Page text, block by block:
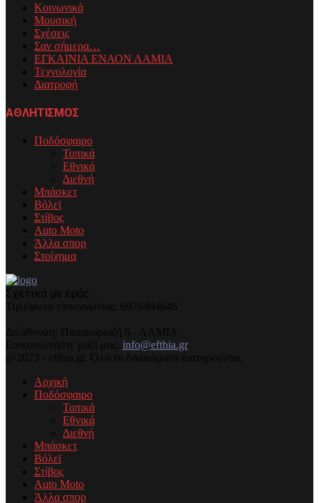
Κοινωνικά
Μουσική
Σχέσεις
Σαν σήμερα…
ΕΓΚΑΙΝΙΑ ΕΝΑΟΝ ΛΑΜΙΑ
Τεχνολογία
Διατροφή
ΑΘΛΗΤΙΣΜΟΣ
Ποδόσφαιρο
Τοπικά
Εθνικά
Διεθνή
Μπάσκετ
Βόλεϊ
Στίβος
Auto Moto
Άλλα σπορ
Στοίχημα
Σχετικά με εμάς
Τηλέφωνo επικοινωνίας: 6976404646
Διεύθυνση: Παπακυριαζή 6 - ΛΑΜΙΑ
Επικοινωνήστε μαζί μας: info@efthia.gr
@2023 - efthia.gr. Όλα τα δικαιώματα διατηρούνται.
Αρχική
Ποδόσφαιρο
Τοπικά
Εθνικά
Διεθνή
Μπάσκετ
Βόλεϊ
Στίβος
Auto Moto
Άλλα σπορ